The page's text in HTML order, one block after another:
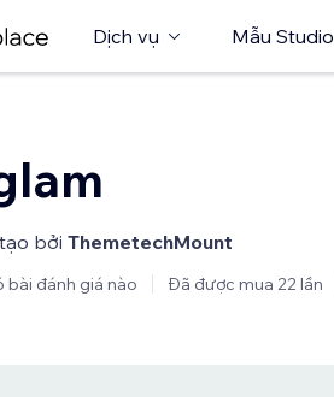
Dịch vụ Mẫu Studio
bởi ThemetechMount
bài đánh giá nào Đã được mua 22 lần